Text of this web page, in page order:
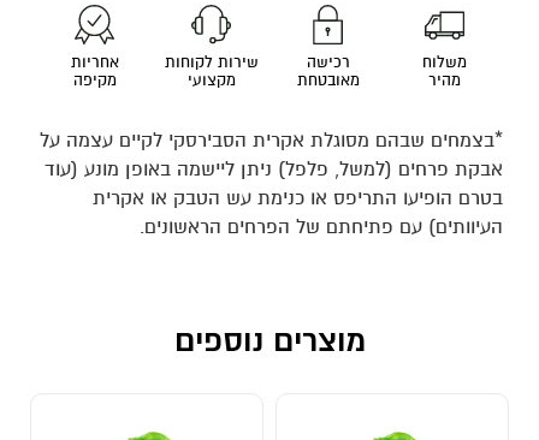
משלוח
מהיר
רכישה
מאובטחת
שירות לקוחות
מקצועי
אחריות
מקיפה
*בצמחים שבהם מסוגלת אקרית הסבירסקי לקיים עצמה על
אבקת פרחים (למשל, פלפל) ניתן ליישמה באופן מונע (עוד
בטרם הופיעו התריפס או כנימת עש הטבק או אקרית
העיוותים) עם פתיחתם של הפרחים הראשונים.
מוצרים נוספים